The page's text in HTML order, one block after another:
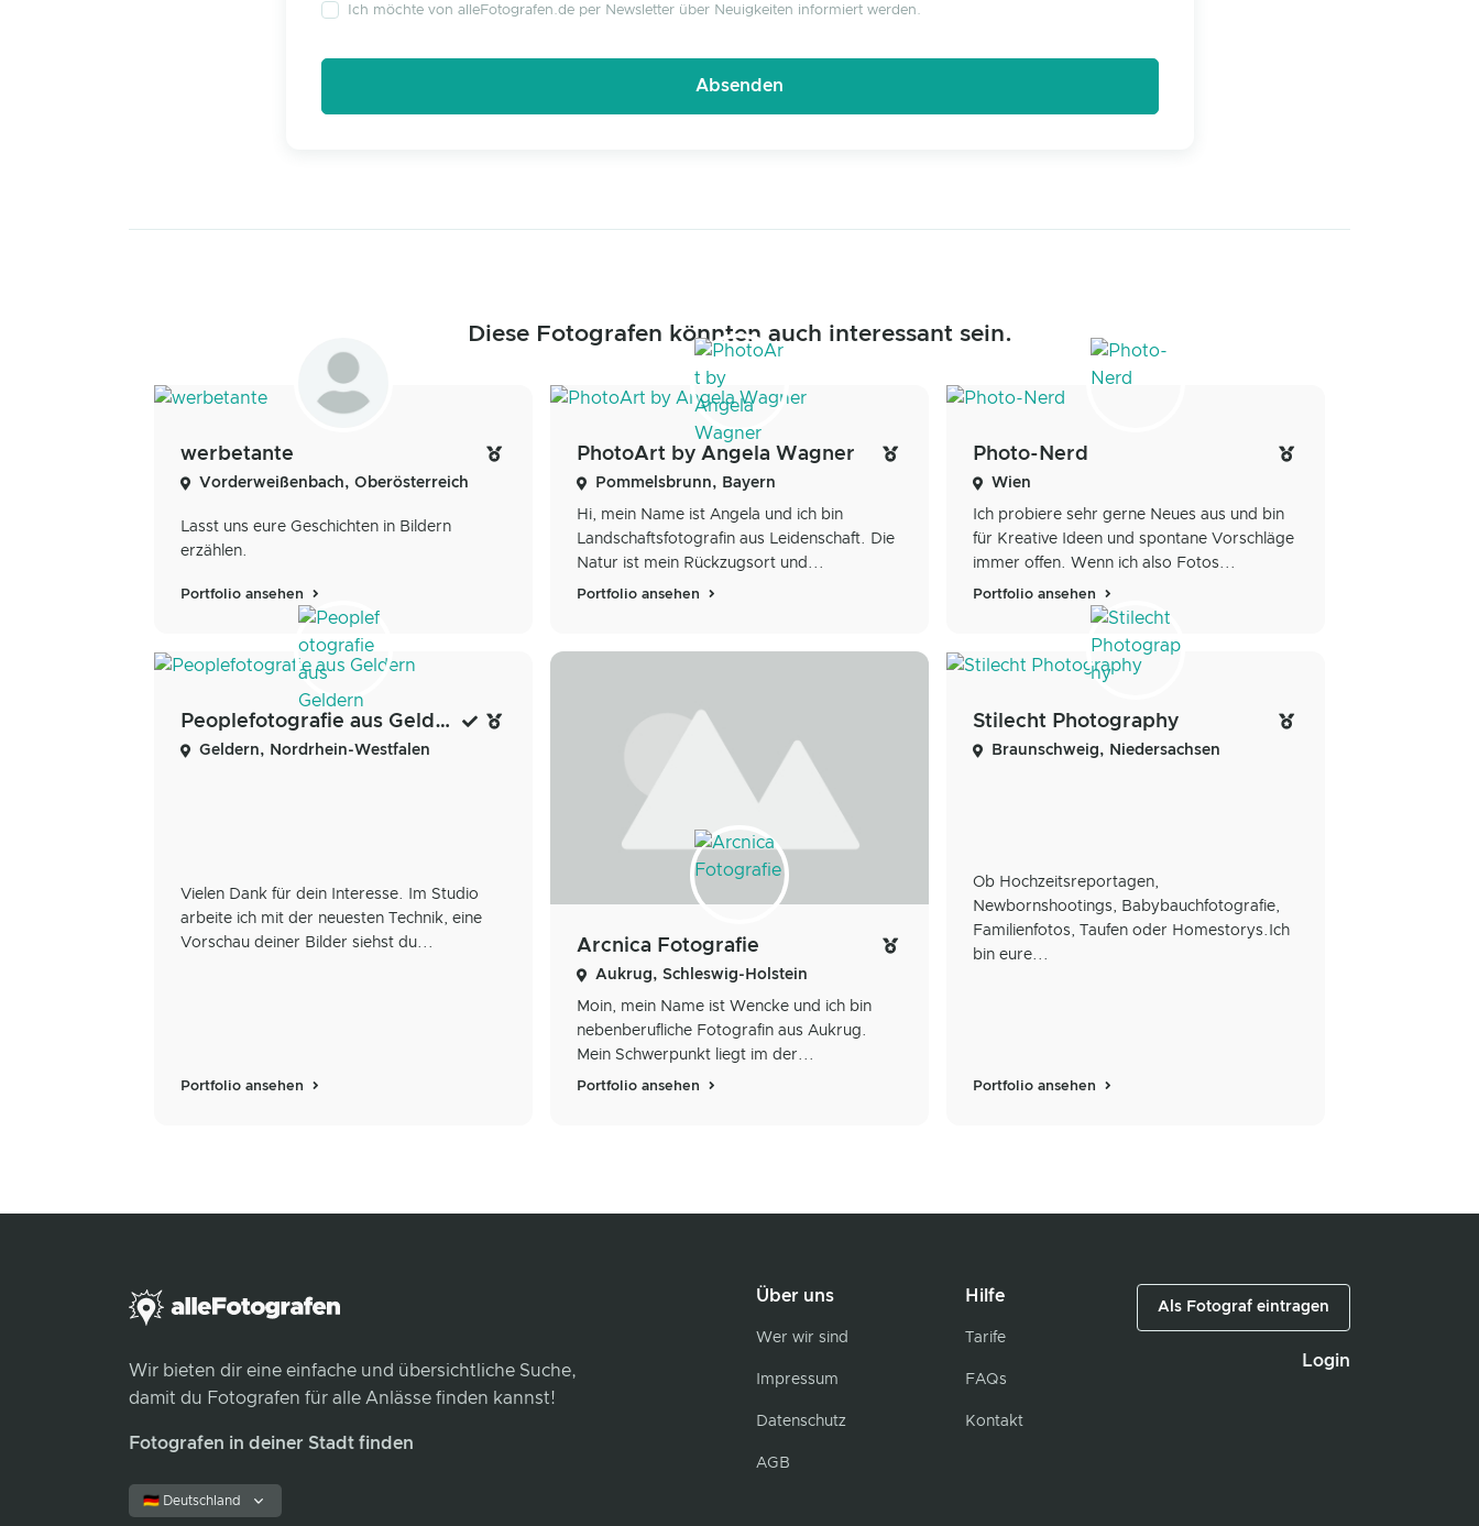
Ich möchte von alleFotografen.de per Newsletter über Neuigkeiten informiert werden.
Diese Fotografen könnten auch interessant sein.
werbetante
Vorderweißenbach, Oberösterreich
Lasst uns eure Geschichten in Bildern
erzählen.
Portfolio ansehen
PhotoArt by Angela Wagner
Pommelsbrunn, Bayern
Hi, mein Name ist Angela und ich bin
Landschaftsfotografin aus Leidenschaft. Die
Natur ist mein Rückzugsort und...
Portfolio ansehen
Photo-Nerd
Wien
Ich probiere sehr gerne Neues aus und bin
für Kreative Ideen und spontane Vorschläge
immer offen. Wenn ich also Fotos...
Portfolio ansehen
Peoplefotografie aus Geldern
Geldern, Nordrhein-Westfalen
Vielen Dank für dein Interesse. Im Studio
arbeite ich mit der neuesten Technik, eine
Vorschau deiner Bilder siehst du...
Portfolio ansehen
Arcnica Fotografie
Aukrug, Schleswig-Holstein
Moin, mein Name ist Wencke und ich bin
nebenberufliche Fotografin aus Aukrug.
Mein Schwerpunkt liegt im der...
Portfolio ansehen
Stilecht Photography
Braunschweig, Niedersachsen
Ob Hochzeitsreportagen,
Newbornshootings, Babybauchfotografie,
Familienfotos, Taufen oder Homestorys.Ich
bin eure...
Portfolio ansehen
Wir bieten dir eine einfache und übersichtliche Suche,
damit du Fotografen für alle Anlässe finden kannst!
Fotografen in deiner Stadt finden
🇩🇪 Deutschland
Über uns
Wer wir sind
Impressum
Datenschutz
AGB
Hilfe
Tarife
FAQs
Kontakt
Als Fotograf eintragen
Login